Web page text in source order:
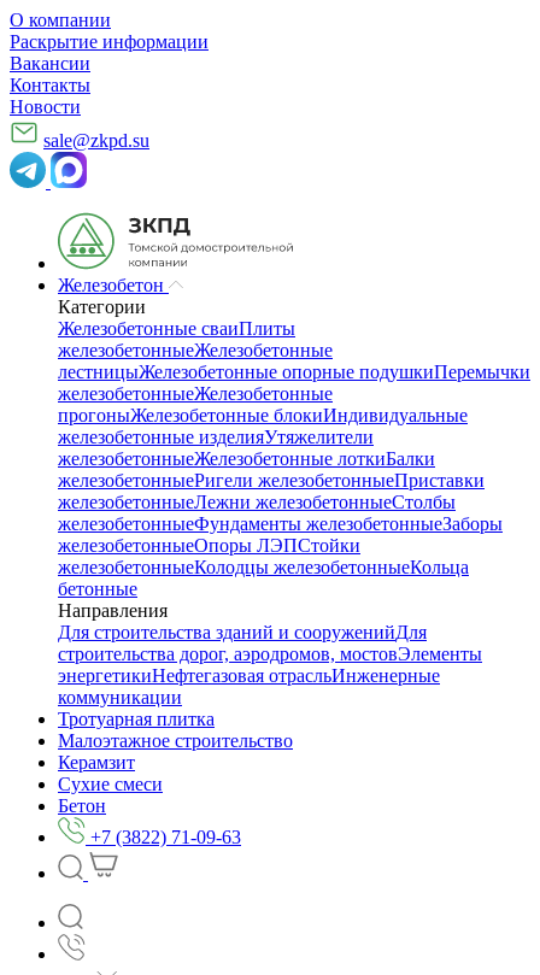
О компании
Раскрытие информации
Вакансии
Контакты
Новости
sale@zkpd.su
Железобетон
Категории
Железобетонные сваиПлиты
железобетонныеЖелезобетонные
лестницыЖелезобетонные опорные подушкиПеремычки
железобетонныеЖелезобетонные
прогоныЖелезобетонные блокиИндивидуальные
железобетонные изделияУтяжелители
железобетонныеЖелезобетонные лоткиБалки
железобетонныеРигели железобетонныеПриставки
железобетонныеЛежни железобетонныеСтолбы
железобетонныеФундаменты железобетонныеЗаборы
железобетонныеОпоры ЛЭПСтойки
железобетонныеКолодцы железобетонныеКольца
бетонные
Направления
Для строительства зданий и сооруженийДля
строительства дорог, аэродромов, мостовЭлементы
энергетикиНефтегазовая отрасльИнженерные
коммуникации
Тротуарная плитка
Малоэтажное строительство
Керамзит
Сухие смеси
Бетон
+7 (3822) 71-09-63